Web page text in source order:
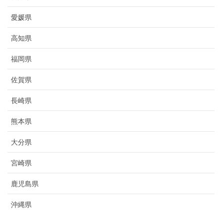
愛媛県
高知県
福岡県
佐賀県
長崎県
熊本県
大分県
宮崎県
鹿児島県
沖縄県